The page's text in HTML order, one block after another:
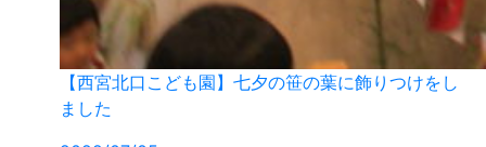
【西宮北口こども園】七夕の笹の葉に飾りつけをし
ました